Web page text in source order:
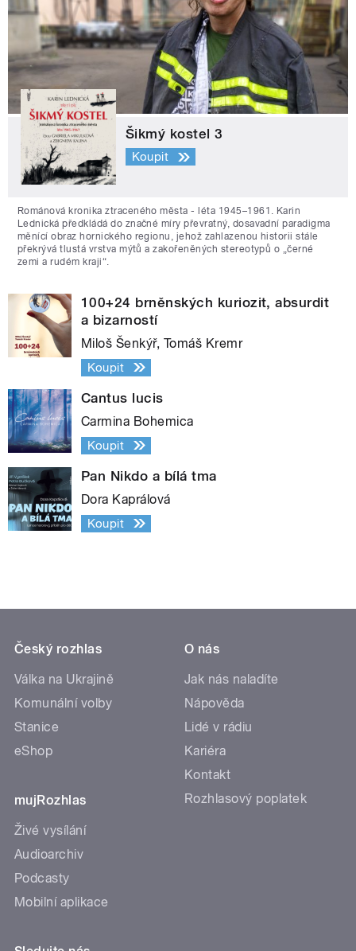
Šikmý kostel 3
Koupit
Románová kronika ztraceného města - léta 1945–1961. Karin
Lednická předkládá do značné míry převratný, dosavadní paradigma
měnící obraz hornického regionu, jehož zahlazenou historii stále
překrývá tlustá vrstva mýtů a zakořeněných stereotypů o „černé
zemi a rudém kraji“.
100+24 brněnských kuriozit, absurdit
a bizarností
Miloš Šenkýř, Tomáš Kremr
Koupit
Cantus lucis
Carmina Bohemica
Koupit
Pan Nikdo a bílá tma
Dora Kaprálová
Koupit
Český rozhlas
Válka na Ukrajině
Komunální volby
Stanice
eShop
mujRozhlas
Živé vysílání
Audioarchiv
Podcasty
Mobilní aplikace
O nás
Jak nás naladíte
Nápověda
Lidé v rádiu
Kariéra
Kontakt
Rozhlasový poplatek